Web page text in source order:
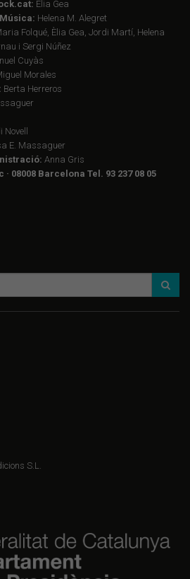
Èlia Gea
Helena M. Alegret
Folqué, Èlia Gea, Jordi Martí, Helena
i Sergi Núñez
Cuyàs
Morales
Berta Herreros
E. Massaguer
Anna Gris
08008 Barcelona Tel. 93 237 08 05
S.L.